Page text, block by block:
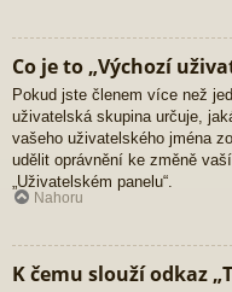
Co je to „Výchozí
Pokud jste členem více než
uživatelská skupina určuje,
vašeho uživatelského jména
udělit oprávnění ke změně
„Uživatelském panelu“.
Nahoru
K čemu slouží odkaz